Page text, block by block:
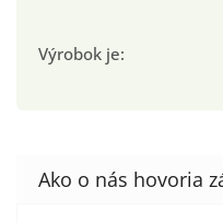
Výrobok je: